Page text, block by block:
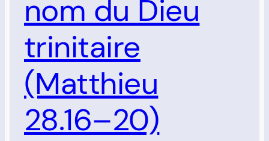
nom du Dieu
trinitaire
(Matthieu
28.16–20)